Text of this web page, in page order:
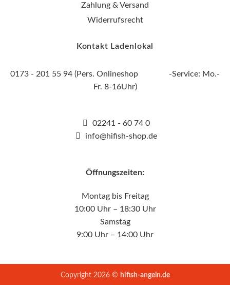
Zahlung & Versand
Widerrufsrecht
Kontakt Ladenlokal
0173 - 201 55 94 (Pers. Onlineshop -Service: Mo.-
Fr. 8-16Uhr)
02241 - 60 74 0
info@hifish-shop.de
Öffnungszeiten:
Montag bis Freitag
10:00 Uhr – 18:30 Uhr
Samstag
9:00 Uhr – 14:00 Uhr
Copyright 2026 © hifish-angeln.de